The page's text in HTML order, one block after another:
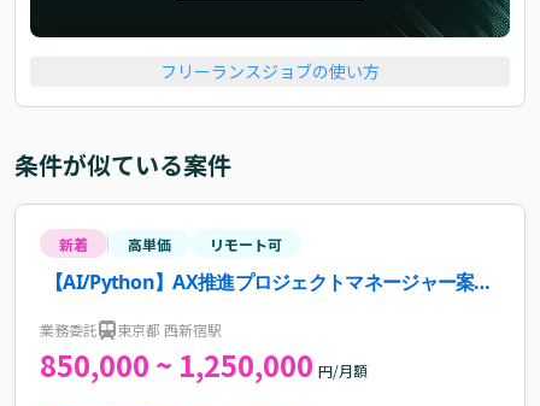
フリーランスジョブの使い方
条件が似ている案件
新着 高単価 リモート可
【AI/Python】AX推進プロジェクトマネージャー案
業務委託 東京都 西新宿駅
850,000 ~ 1,250,000 円/月額